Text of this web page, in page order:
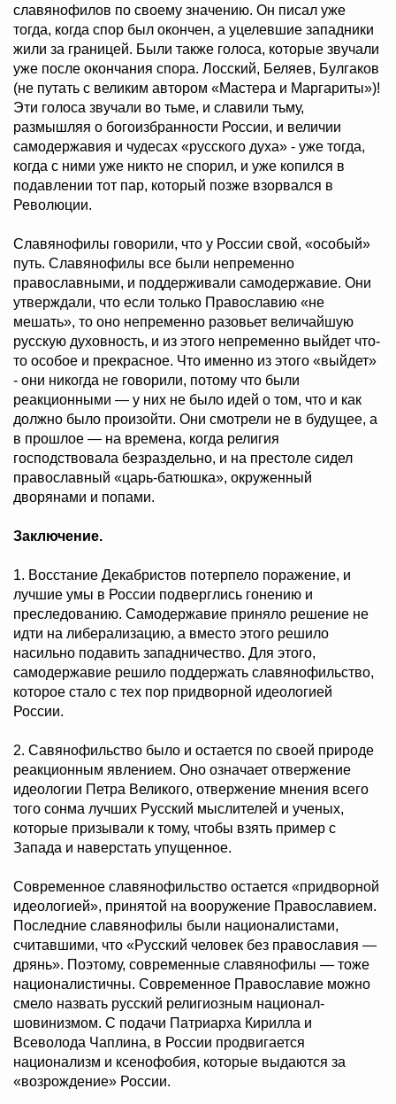
славянофилов по своему значению. Он писал уже
тогда, когда спор был окончен, а уцелевшие западники
жили за границей. Были также голоса, которые звучали
уже после окончания спора. Лосский, Беляев, Булгаков
(не путать с великим автором «Мастера и Маргариты»)!
Эти голоса звучали во тьме, и славили тьму,
размышляя о богоизбранности России, и величии
самодержавия и чудесах «русского духа» - уже тогда,
когда с ними уже никто не спорил, и уже копился в
подавлении тот пар, который позже взорвался в
Революции.
Славянофилы говорили, что у России свой, «особый»
путь. Славянофилы все были непременно
православными, и поддерживали самодержавие. Они
утверждали, что если только Православию «не
мешать», то оно непременно разовьет величайшую
русскую духовность, и из этого непременно выйдет что-
то особое и прекрасное. Что именно из этого «выйдет»
- они никогда не говорили, потому что были
реакционными — у них не было идей о том, что и как
должно было произойти. Они смотрели не в будущее, а
в прошлое — на времена, когда религия
господствовала безраздельно, и на престоле сидел
православный «царь-батюшка», окруженный
дворянами и попами.
Заключение.
1. Восстание Декабристов потерпело поражение, и
лучшие умы в России подверглись гонению и
преследованию. Самодержавие приняло решение не
идти на либерализацию, а вместо этого решило
насильно подавить западничество. Для этого,
самодержавие решило поддержать славянофильство,
которое стало с тех пор придворной идеологией
России.
2. Савянофильство было и остается по своей природе
реакционным явлением. Оно означает отвержение
идеологии Петра Великого, отвержение мнения всего
того сонма лучших Русский мыслителей и ученых,
которые призывали к тому, чтобы взять пример с
Запада и наверстать упущенное.
Современное славянофильство остается «придворной
идеологией», принятой на вооружение Православием.
Последние славянофилы были националистами,
считавшими, что «Русский человек без православия —
дрянь». Поэтому, современные славянофилы — тоже
националистичны. Современное Православие можно
смело назвать русский религиозным национал-
шовинизмом. С подачи Патриарха Кирилла и
Всеволода Чаплина, в России продвигается
национализм и ксенофобия, которые выдаются за
«возрождение» России.